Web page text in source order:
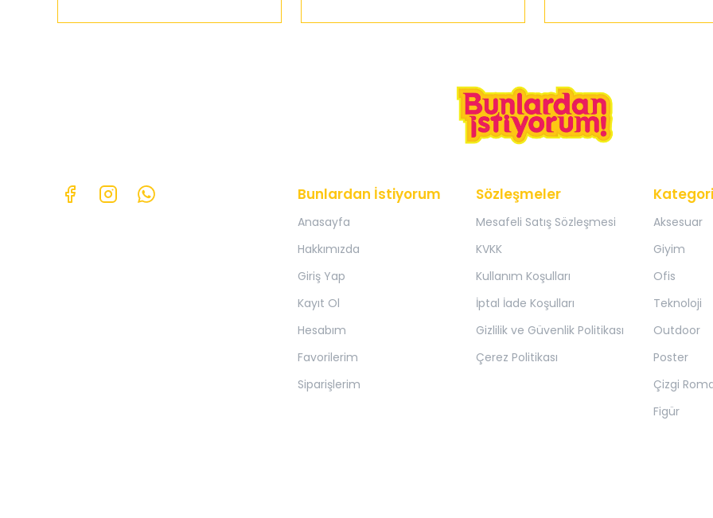
Bunlardan İstiyorum
Anasayfa
Hakkımızda
Giriş Yap
Kayıt Ol
Hesabım
Favorilerim
Siparişlerim
Sözleşmeler
Mesafeli Satış Sözleşmesi
KVKK
Kullanım Koşulları
İptal İade Koşulları
Gizlilik ve Güvenlik Politikası
Çerez Politikası
Aksesuar
Giyim
Ofis
Teknoloji
Outdoor
Poster
Çizgi
Figür